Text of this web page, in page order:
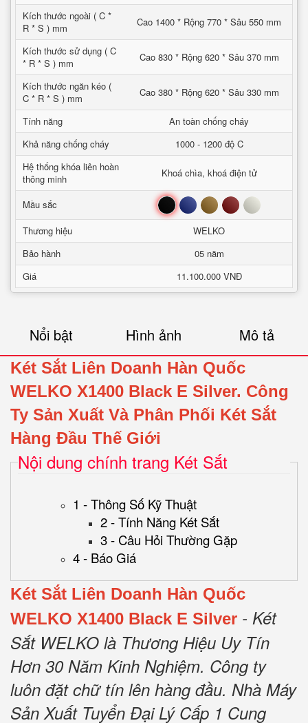
Kích thước ngoài ( C *
R * S ) mm
Cao 1400 * Rộng 770 * Sâu 550 mm
Kích thước sử dụng ( C
* R * S ) mm
Cao 830 * Rộng 620 * Sâu 370 mm
Kích thước ngăn kéo (
C * R * S ) mm
Cao 380 * Rộng 620 * Sâu 330 mm
Tính năng
An toàn chống cháy
Khả năng chống cháy
1000 - 1200 độ C
Hệ thống khóa liên hoàn
thông minh
Khoá chìa, khoá điện tử
Mầu sắc Đen Xanh Nâu Đỏ Trắng
Thương hiệu
WELKO
Bảo hành
05 năm
Giá
11.100.000 VNĐ
Nổi bật Hình ảnh Mô tả
Két Sắt Liên Doanh Hàn Quốc
WELKO X1400 Black E Silver. Công
Ty Sản Xuất Và Phân Phối Két Sắt
Hàng Đầu Thế Giới
Nội dung chính trang Két Sắt
1 - Thông Số Kỹ Thuật
2 - Tính Năng Két Sắt
3 - Câu Hỏi Thường Gặp
4 - Báo Giá
Két Sắt Liên Doanh Hàn Quốc
WELKO X1400 Black E Silver - Két
Sắt WELKO là Thương Hiệu Uy Tín
Hơn 30 Năm Kinh Nghiệm. Công ty
luôn đặt chữ tín lên hàng đầu. Nhà Máy
Sản Xuất Tuyển Đại Lý Cấp 1 Cung